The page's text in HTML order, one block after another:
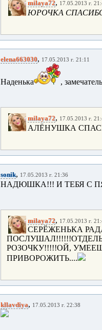
milaya72, 17.05.2013 г.
ЮРОЧКА
elena663030, 17.05.2013 г. 21:11
Наденька ,
milaya72, 17.05.2013 г.
АЛЁНУШКА
sonik, 17.05.2013 г. 21:36
НАДЮШКА!!! И ТЕБЯ С
milaya72, 17.05.2013 г.
СЕРЁЖЕНЬКА
РОЗОЧКУ!!!!!ОЙ,
ПРИВОРОЖИТЬ....
kllavdiya, 17.05.2013 г. 22:38